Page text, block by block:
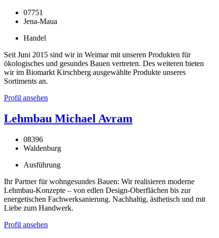
07751
Jena-Maua
Handel
Seit Juni 2015 sind wir in Weimar mit unseren Produkten für
ökologisches und gesundes Bauen vertreten. Des weiteren bieten
wir im Biomarkt Kirschberg ausgewählte Produkte unseres
Sortiments an.
Profil ansehen
Lehmbau Michael Avram
08396
Waldenburg
Ausführung
Ihr Partner für wohngesundes Bauen: Wir realisieren moderne
Lehmbau-Konzepte – von edlen Design-Oberflächen bis zur
energetischen Fachwerksanierung. Nachhaltig, ästhetisch und mit
Liebe zum Handwerk.
Profil ansehen